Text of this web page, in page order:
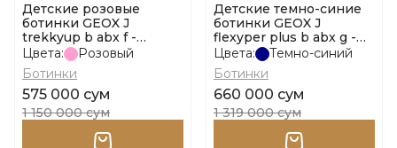
Детские розовые
ботинки GEOX J
trekkyup b abx f -
nylon+dbk размер 31
Цвета:
Розовый
Ботинки
575 000 сум
1 150 000 сум
Детские темно-синие
ботинки GEOX J
flexyper plus b abx g -
sy+ny размер 28
Цвета:
Темно-синий
Ботинки
660 000 сум
1 319 000 сум